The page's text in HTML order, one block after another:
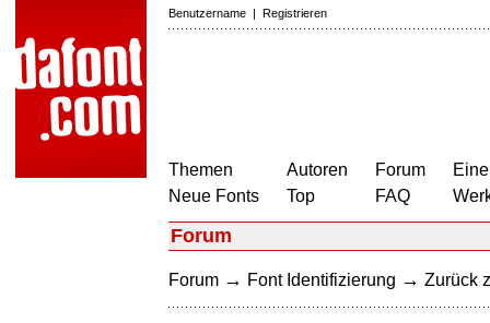
Benutzername | Registrieren
Themen
Neue Fonts
Autoren
Top
Forum
FAQ
Forum
Forum → Font Identifizierung → Zurück